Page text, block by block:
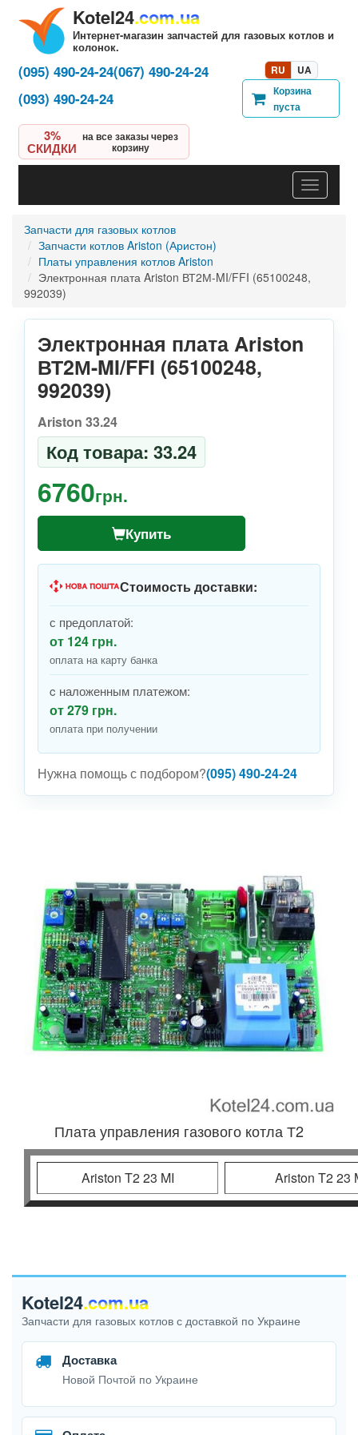
Kotel24.com.ua
Интернет-магазин запчастей для газовых котлов и
колонок.
3%
СКИДКИ
на все заказы через
корзину
(095) 490-24-24(067) 490-24-24
(093) 490-24-24
RU
UA
Корзина
пуста
Запчасти для газовых котлов
Запчасти котлов Ariston (Аристон)
Платы управления котлов Ariston
Электронная плата Ariston ВТ2М-MI/FFI (65100248,
992039)
Электронная плата Ariston
ВТ2М-MI/FFI (65100248,
992039)
Ariston 33.24
Код товара: 33.24
6760грн.
Купить
Стоимость доставки:
с предоплатой:
от 124 грн.
оплата на карту банка
c наложенным платежом:
от 279 грн.
оплата при получении
Нужна помощь с подбором?(095) 490-24-24
Плата управления газового котла Т2
Ariston T2 23 MI Ariston T2 23
Kotel24.com.ua
Запчасти для газовых котлов с доставкой по Украине
Доставка
Новой Почтой по Украине